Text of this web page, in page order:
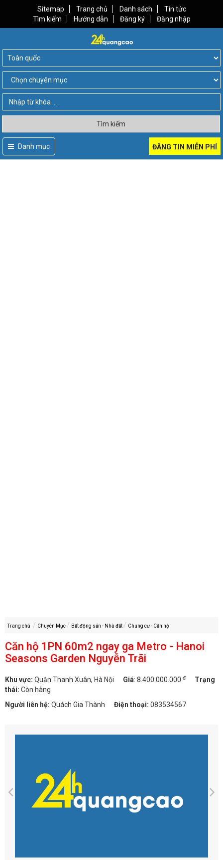
Sitemap Trang chủ Danh sách
Tin tức
Tìm kiếm
Hướng dẫn Đăng ký Đăng nhập
Tìm kiếm
Danh mục ĐĂNG TIN MIỄN PHÍ
Trang chủ Chuyên Mục Bất động sản - Nhà đất Chung cư - Căn hộ
Căn hộ 1PN 60m2 ngay ga Metro - Hanoi
Seasons Garden Nguyễn Trãi
Khu vực: Quận Thanh Xuân, Hà Nội Giá: 8.400.000.000 đ
Trạng
thái: Còn hàng
Người liên hệ: Quách Gia Thành Điện thoại: 083534567